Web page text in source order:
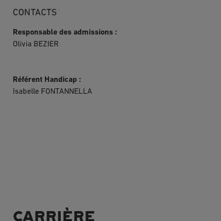
CONTACTS
Responsable des admissions :
Olivia BEZIER
Référent Handicap :
Isabelle FONTANNELLA
CARRIÈRE